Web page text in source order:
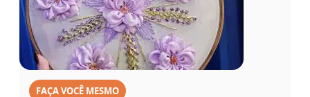
FAÇA VOCÊ MESMO